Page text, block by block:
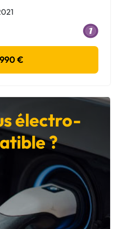
€
électro-
?